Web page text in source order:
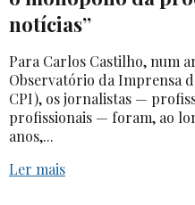
notícias”
Para Carlos Castilho, num
Observatório da Imprensa
CPI), os jornalistas —
profissionais — foram, ao
anos,...
Ler mais